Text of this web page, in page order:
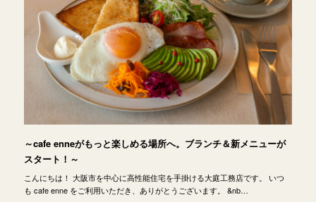
～cafe enneがもっと楽しめる場所へ。ブランチ＆新メニューが
スタート！～
こんにちは！ 大阪市を中心に高性能住宅を手掛ける大庭工務店です。 いつ
も cafe enne をご利用いただき、ありがとうございます。 &nb…